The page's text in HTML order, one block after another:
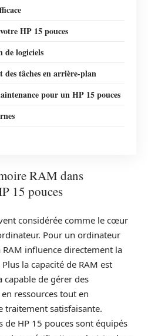
HP 15 pouces
de logiciels
des tâches en arrière-plan
pour un HP 15 pouces
RAM dans
15 pouces
considérée comme le cœur
Pour un ordinateur
influence directement la
la capacité de RAM est
capable de gérer des
ressources tout en
traitement satisfaisante.
de HP 15 pouces sont équipés